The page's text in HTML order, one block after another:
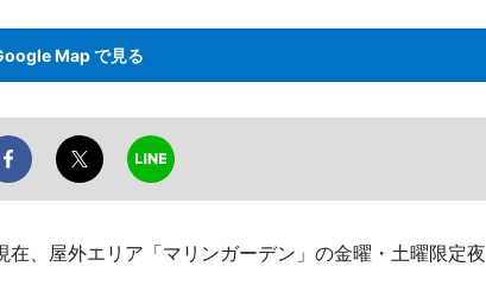
Map で見る
、屋外エリア「マリンガーデン」の金曜・土曜限定夜